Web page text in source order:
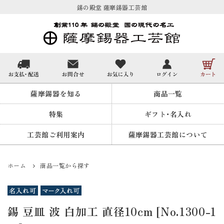
錫の殿堂 薩摩錫器工芸館
薩摩錫器を知る 商品一覧
特集 ギフト・名入れ
工芸館ご利用案内 薩摩錫器工芸館について
ホーム 商品一覧から探す
錫 豆皿 波 白加工 直径10cm [No.1300-1